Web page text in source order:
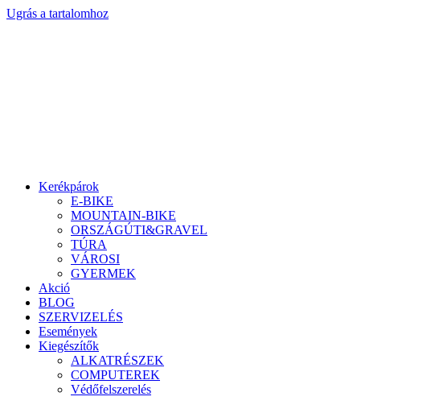
Ugrás a tartalomhoz
Kerékpárok
E-BIKE
MOUNTAIN-BIKE
ORSZÁGÚTI&GRAVEL
TÚRA
VÁROSI
GYERMEK
Akció
BLOG
SZERVIZELÉS
Események
Kiegészítők
ALKATRÉSZEK
COMPUTEREK
Védőfelszerelés